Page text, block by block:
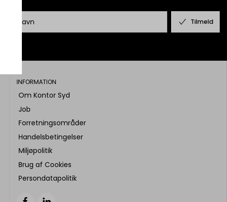
Tilmeld
INFORMATION
Om Kontor Syd
Job
Forretningsområder
Handelsbetingelser
Miljøpolitik
Brug af Cookies
Persondatapolitik